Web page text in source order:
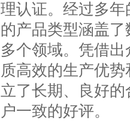
理认证。经过多
的产品类型涵盖
多个领域。凭借
质高效的生产优
立了长期、良好
户一致的好评。